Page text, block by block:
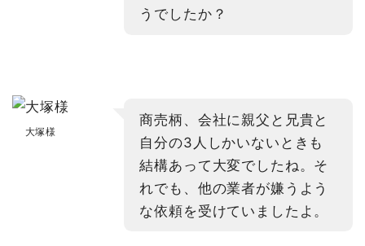
うでしたか？
大塚様
商売柄、会社に親父と兄貴と
自分の3人しかいないときも
結構あって大変でしたね。そ
れでも、他の業者が嫌うよう
な依頼を受けていましたよ。